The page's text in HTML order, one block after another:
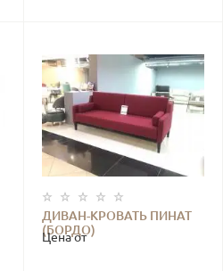
ДИВАН-КРОВАТЬ ПИНАТ
(БОРДО)
Цена от